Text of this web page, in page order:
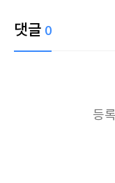
댓글 0
등